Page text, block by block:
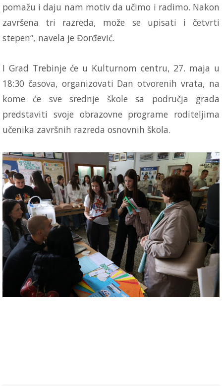
pomažu i daju nam motiv da učimo i radimo. Nakon
završena tri razreda, može se upisati i četvrti
stepen“, navela je Đorđević.
I Grad Trebinje će u Kulturnom centru, 27. maja u
18:30 časova, organizovati Dan otvorenih vrata, na
kome će sve srednje škole sa područja grada
predstaviti svoje obrazovne programe roditeljima
učenika završnih razreda osnovnih škola.